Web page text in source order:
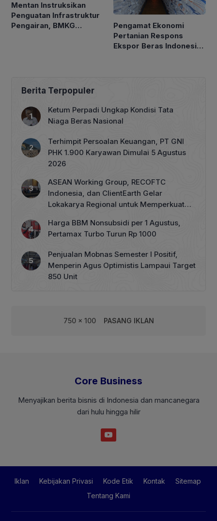
Mentan Instruksikan
Penguatan Infrastruktur
Pengairan, BMKG
Pengamat Ekonomi
Pertanian Respons
Ekspor Beras Indonesia
Berita Terpopuler
Ketum Perpadi Ungkap Kondisi Tata
Niaga Beras Nasional
Terhimpit Persoalan Keuangan, PT GNI
PHK 1.900 Karyawan Dimulai 5 Agustus
2026
ASEAN Working Group, RECOFTC
Indonesia, dan ClientEarth Gelar
Lokakarya Regional untuk Memperkuat
Harga BBM Nonsubsidi per 1 Agustus,
Pertamax Turbo Turun Rp 1000
Penjualan Mobnas Semester I Positif,
Menperin Agus Optimistis Lampaui Target
850 Unit
750 x 100 PASANG IKLAN
Core Business
Menyajikan berita bisnis di Indonesia dan mancanegara
dari hulu hingga hilir
Iklan Kebijakan Privasi Kode Etik Kontak
Sitemap
Tentang Kami